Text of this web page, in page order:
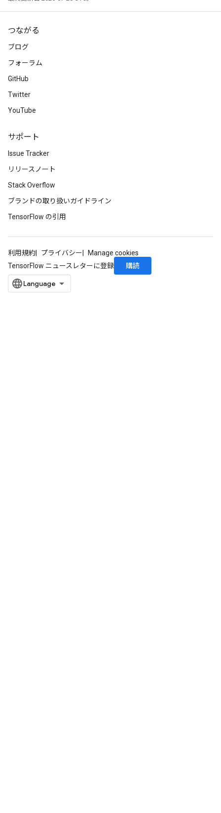
つながる
ブログ
フォーラム
GitHub
Twitter
YouTube
サポート
Issue Tracker
リリースノート
Stack Overflow
ブランドの取り扱いガイドライン
TensorFlow の引用
利用規約 プライバシー
Manage cookies
TensorFlow ニュースレターに登録
購読